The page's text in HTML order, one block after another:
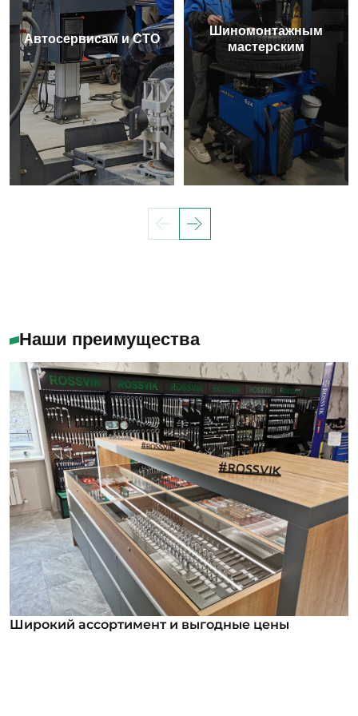
Автосервисам и СТО
Шиномонтажным
мастерским
Наши преимущества
Широкий ассортимент и выгодные цены